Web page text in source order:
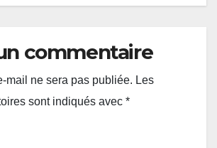
commentaire
mail ne sera pas publiée. Les
sont indiqués avec *